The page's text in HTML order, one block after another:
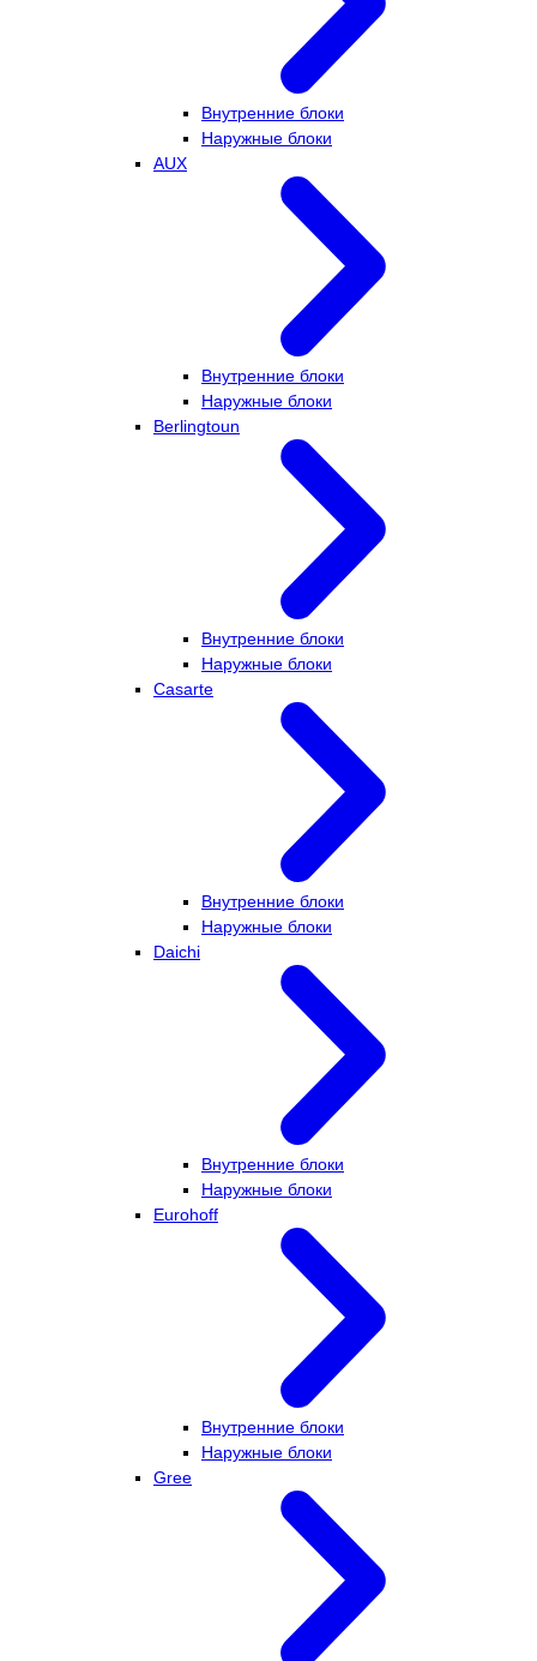
Внутренние блоки
Наружные блоки
AUX
Внутренние блоки
Наружные блоки
Berlingtoun
Внутренние блоки
Наружные блоки
Casarte
Внутренние блоки
Наружные блоки
Daichi
Внутренние блоки
Наружные блоки
Eurohoff
Внутренние блоки
Наружные блоки
Gree